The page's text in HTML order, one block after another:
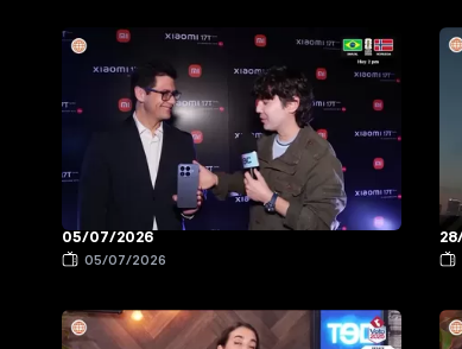
05/07/2026
05/07/2026